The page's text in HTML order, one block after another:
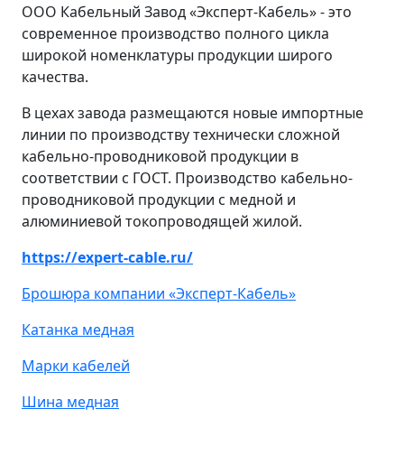
ООО Кабельный Завод «Эксперт-Кабель» - это
современное производство полного цикла
широкой номенклатуры продукции широго
качества.
В цехах завода размещаются новые импортные
линии по производству технически сложной
кабельно-проводниковой продукции в
соответствии с ГОСТ. Производство кабельно-
проводниковой продукции с медной и
алюминиевой токопроводящей жилой.
https://expert-cable.ru/
Брошюра компании «Эксперт-Кабель»
Катанка медная
Марки кабелей
Шина медная